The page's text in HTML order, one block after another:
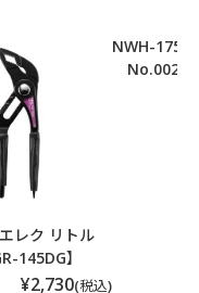
レク リトル
145DG】
¥2,730(税込)
NWH-175
No.002